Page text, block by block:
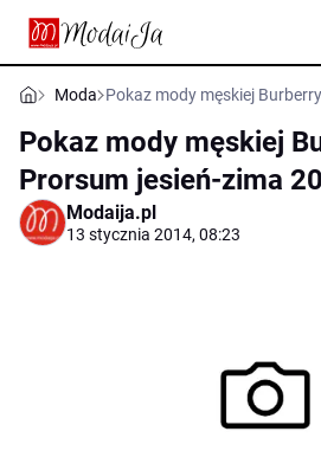
Moda Pokaz mody męskiej
Pokaz mody męskiej
Prorsum jesień-zima
Modaija.pl
13 stycznia 2014, 08:23